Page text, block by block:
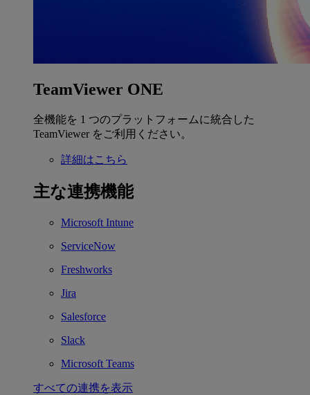
TeamViewer ONE
全機能を 1 つのプラットフォームに統合した
TeamViewer をご利用ください。
詳細はこちら
主な連携機能
Microsoft Intune
ServiceNow
Freshworks
Jira
Salesforce
Slack
Microsoft Teams
すべての連携を表示